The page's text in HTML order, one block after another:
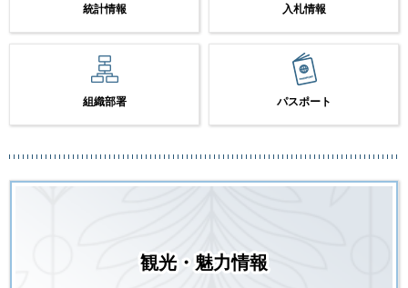
統計情報 入札情報
組織部署 パスポート
観光・魅力情報